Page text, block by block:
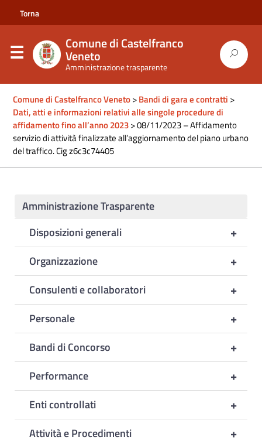
Torna
sito
comune
Comune di Castelfranco
Veneto
Amministrazione trasparente
Comune di Castelfranco Veneto>Bandi di gara e contratti >
Dati, atti e informazioni relativi alle singole procedure di
affidamento fino all’anno 2023>08/11/2023 – Affidamento
servizio di attività finalizzate all’aggiornamento del piano urbano
del traffico. Cig z6c3c74405
Amministrazione Trasparente
+
Disposizioni generali
+
Organizzazione
+
Consulenti e collaboratori
+
Personale
+
Bandi di Concorso
+
Performance
+
Enti controllati
+
Attività e Procedimenti